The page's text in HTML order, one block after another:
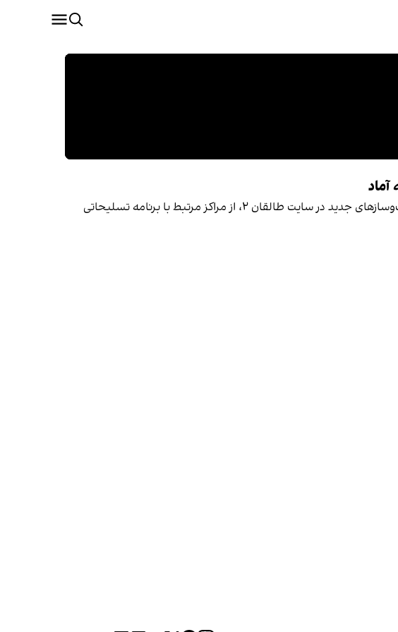
دیوید آلبرایت، رییس موسسه علوم و امنیت بین‌الملل و بازرس پیشین آژانس انرژی اتمی، از مشاهده ساخت‌وسازهای جدید در سایت طالقان ۲، از مراکز مرتبط با برنامه تسلیحاتی